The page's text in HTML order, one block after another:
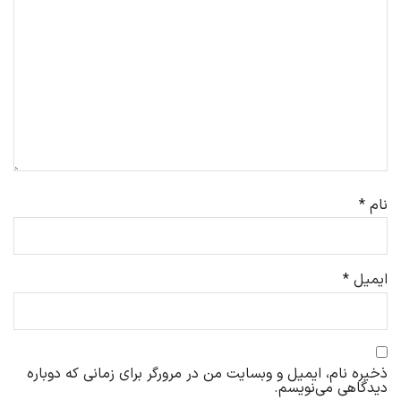
نام *
ایمیل *
ذخیره نام، ایمیل و وبسایت من در مرورگر برای زمانی که دوباره
دیدگاهی می‌نویسم.